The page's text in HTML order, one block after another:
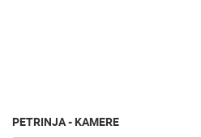
PETRINJA - KAMERE